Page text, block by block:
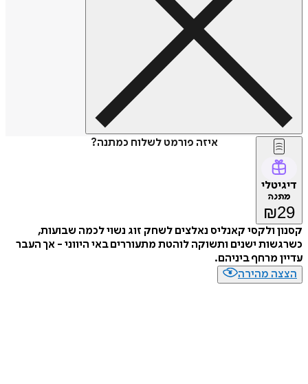
איזה פורמט לשלוח כמתנה?
דיגיטלי
מתנה
₪29
קסנון ולקסי קאנליס נאלצים לשחק זוג נשוי לכמה שבועות,
כשרגשות ישנים ותשוקה לוהטת מתעוררים באי היווני - אך העבר
עדיין מרחף ביניהם.
הצצה מהירה